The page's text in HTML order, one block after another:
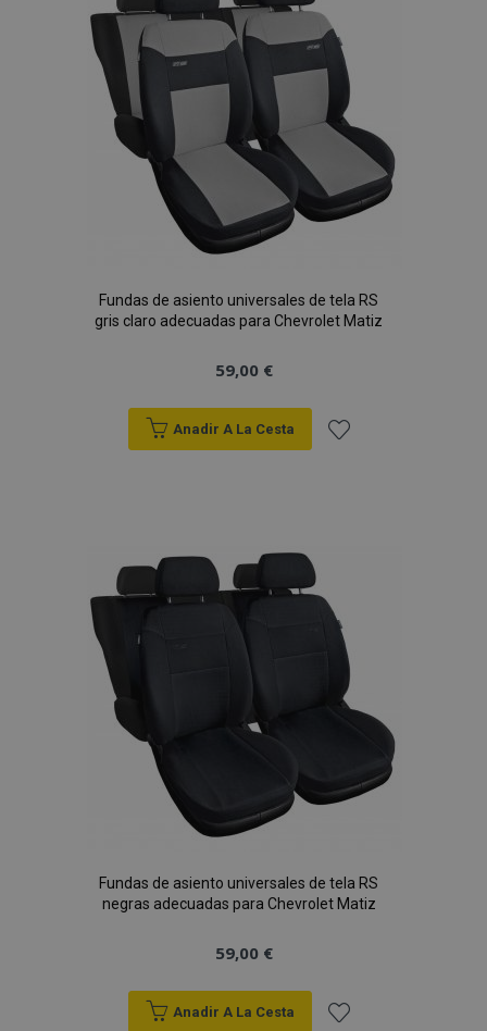
de
Deseos
Fundas de asiento universales de tela RS
gris claro adecuadas para Chevrolet Matiz
59,00 €
Anadir A La Cesta
de
Deseos
Fundas de asiento universales de tela RS
negras adecuadas para Chevrolet Matiz
59,00 €
Anadir A La Cesta